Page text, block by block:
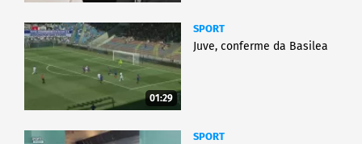
01:29
SPORT
Juve, conferme da Basilea
SPORT